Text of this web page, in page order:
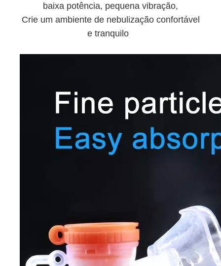
baixa potência, pequena vibração,
Crie um ambiente de nebulização confortável
e tranquilo